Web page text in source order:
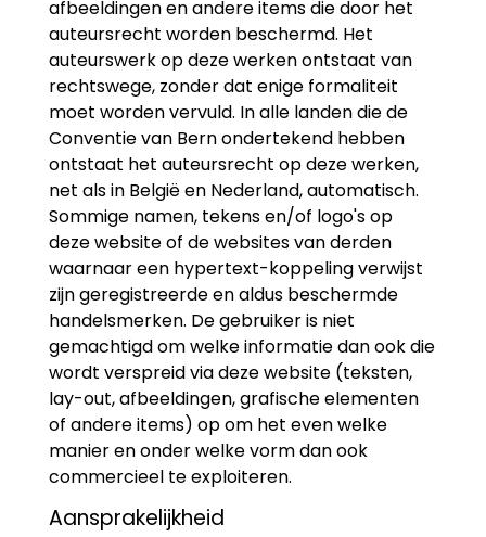
afbeeldingen en andere items die door het
auteursrecht worden beschermd. Het
auteurswerk op deze werken ontstaat van
rechtswege, zonder dat enige formaliteit
moet worden vervuld. In alle landen die de
Conventie van Bern ondertekend hebben
ontstaat het auteursrecht op deze werken,
net als in België en Nederland, automatisch.
Sommige namen, tekens en/of logo's op
deze website of de websites van derden
waarnaar een hypertext-koppeling verwijst
zijn geregistreerde en aldus beschermde
handelsmerken. De gebruiker is niet
gemachtigd om welke informatie dan ook die
wordt verspreid via deze website (teksten,
lay-out, afbeeldingen, grafische elementen
of andere items) op om het even welke
manier en onder welke vorm dan ook
commercieel te exploiteren.
Aansprakelijkheid